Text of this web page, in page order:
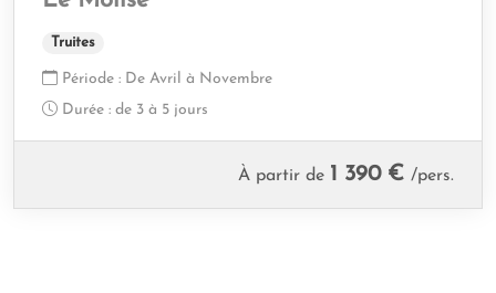
Truites
Période : De Avril à Novembre
Durée : de 3 à 5 jours
À partir de 1 390 € /pers.